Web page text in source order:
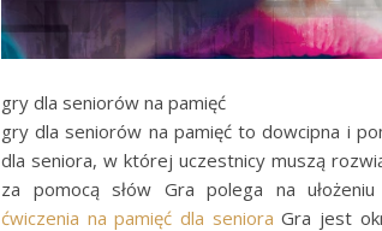
gry dla seniorów na pamięć
gry dla seniorów na pamięć to dowcipna i
dla seniora, w której uczestnicy muszą
za pomocą słów Gra polega na
ćwiczenia na pamięć dla seniora Gra jest